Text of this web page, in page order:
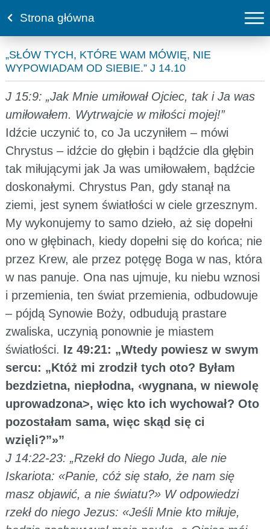
Strona główna
„SŁÓW TYCH, KTÓRE WAM MÓWIĘ, NIE
WYPOWIADAM OD SIEBIE.” J 14.10
J 15:9: „Jak Mnie umiłował Ojciec, tak i Ja was
umiłowałem. Wytrwajcie w miłości mojej!”
Idźcie uczynić to, co Ja uczyniłem – mówi
Chrystus – idźcie do głębin i bądźcie dla głębin
tak miłującymi jak Ja was umiłowałem, bądźcie
doskonałymi. Chrystus Pan, gdy stanął na
ziemi, jest synem światłości w ciele grzesznym.
My wykonujemy to samo dzieło, aż się dopełni
ono w głębinach, kiedy dopełni się do końca; nie
przez Krew, ale przez potęgę Boga w nas, która
w nas panuje. Ona nas ujmuje, ku niebu wznosi
i przemienia, ten świat przemienia, odbudowuje
– pójdą Synowie Boży, odbudują prastare
zwaliska, uczynią ponownie je miastem
światłości. Iz 49:21: „Wtedy powiesz w swym
sercu: „Któż mi zrodził tych oto? Byłam
bezdzietna, niepłodna, ‹wygnana, w niewolę
uprowadzona>, więc kto ich wychował? Oto
pozostałam sama, więc skąd się ci
wzięli?”»”
J 14:22-23: „Rzekł do Niego Juda, ale nie
Iskariota: «Panie, cóż się stało, że nam się
masz objawić, a nie światu?» W odpowiedzi
rzekł do niego Jezus: «Jeśli Mnie kto miłuje,